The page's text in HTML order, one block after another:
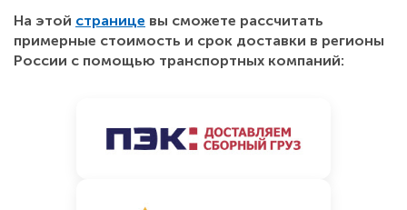
На этой странице вы сможете рассчитать
примерные стоимость и срок доставки в регионы
России с помощью транспортных компаний: